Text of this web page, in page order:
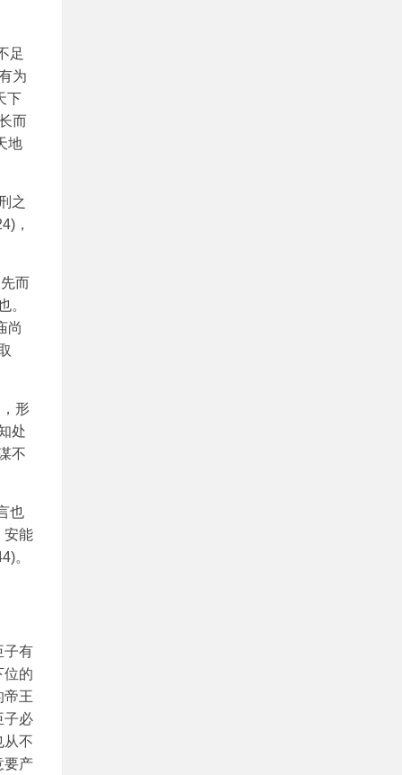
足
为
下
而
地
之
，
而
。
尚
形
处
不
也
安能
。
子有
位的
帝王
子必
从不
要产